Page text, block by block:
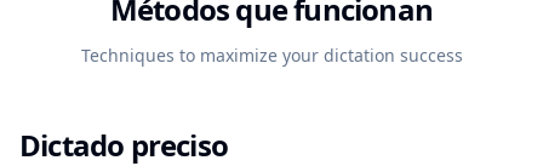
Métodos que funcionan
Techniques to maximize your dictation success
Dictado preciso